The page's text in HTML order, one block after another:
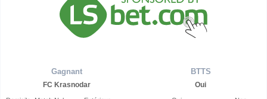
Gagnant
FC Krasnodar
BTTS
Oui